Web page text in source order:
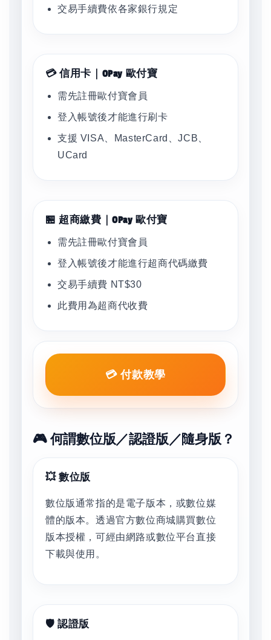
交易手續費依各家銀行規定
💳 信用卡｜OPay 歐付寶
需先註冊歐付寶會員
登入帳號後才能進行刷卡
支援 VISA、MasterCard、JCB、
UCard
🏪 超商繳費｜OPay 歐付寶
需先註冊歐付寶會員
登入帳號後才能進行超商代碼繳費
交易手續費 NT$30
此費用為超商代收費
💳 付款教學
🎮 何謂數位版／認證版／隨身版？
💥 數位版
數位版通常指的是電子版本，或數位媒
體的版本。透過官方數位商城購買數位
版本授權，可經由網路或數位平台直接
下載與使用。
🛡️ 認證版